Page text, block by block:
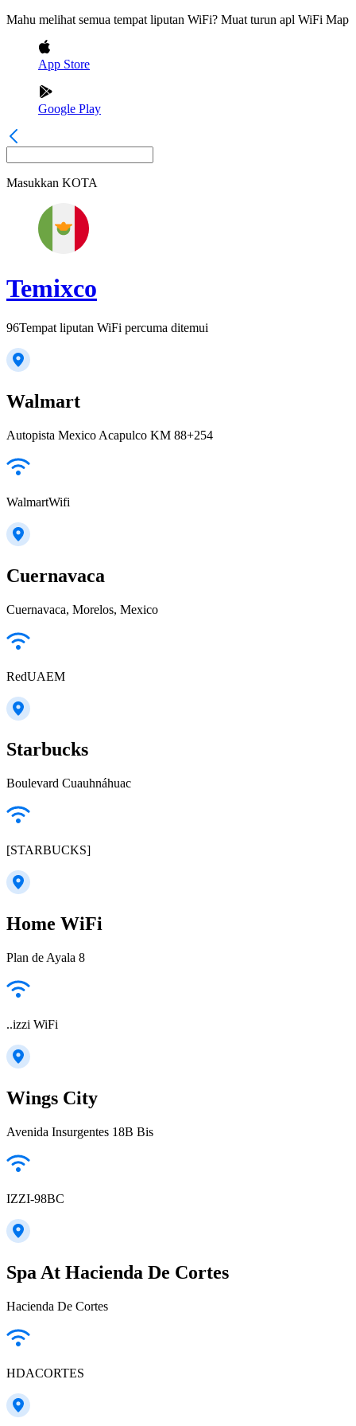
Mahu melihat semua tempat liputan WiFi? Muat turun apl WiFi Map
App Store
Google Play
Masukkan KOTA
Temixco
96Tempat liputan WiFi percuma ditemui
Walmart
Autopista Mexico Acapulco KM 88+254
WalmartWifi
Cuernavaca
Cuernavaca, Morelos, Mexico
RedUAEM
Starbucks
Boulevard Cuauhnáhuac
[STARBUCKS]
Home WiFi
Plan de Ayala 8
..izzi WiFi
Wings City
Avenida Insurgentes 18B Bis
IZZI-98BC
Spa At Hacienda De Cortes
Hacienda De Cortes
HDACORTES